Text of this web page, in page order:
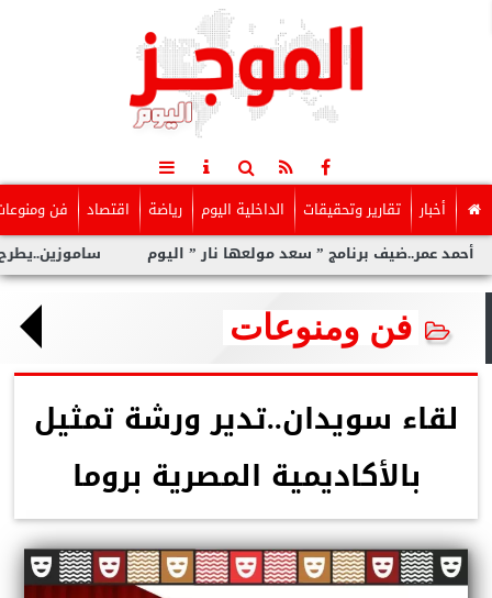
أخبار تقارير وتحقيقات الداخلية اليوم رياضة اقتصاد فن
ساموزين..يطرح ” برنامج ” سعد مولعها نار ” اليوم
فن ومنوعات
لقاء سويدان..تدير ورشة تمثيل
بالأكاديمية المصرية بروما